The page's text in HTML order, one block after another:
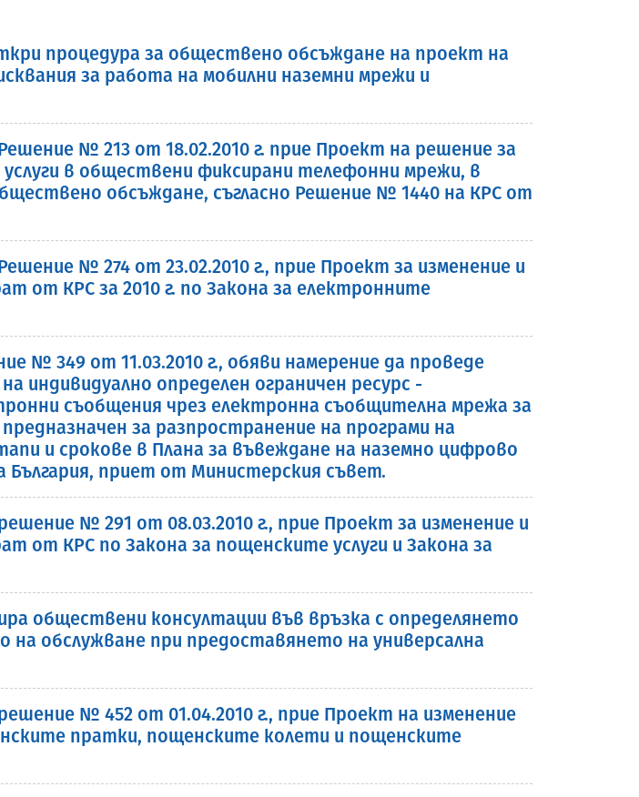
процедура за обществено обсъждане на проект на
за работа на мобилни наземни мрежи и
№ 213 от 18.02.2010 г. прие Проект на решение за
в обществени фиксирани телефонни мрежи, в
обсъждане, съгласно Решение № 1440 на КРС от
№ 274 от 23.02.2010 г., прие Проект за изменение и
от КРС за 2010 г. по Закона за електронните
№ 349 от 11.03.2010 г., обяви намерение да проведе
индивидуално определен ограничен ресурс -
съобщения чрез електронна съобщителна мрежа за
за разпространение на програми на
и срокове в Плана за въвеждане на наземно цифрово
България, приет от Министерския съвет.
№ 291 от 08.03.2010 г., прие Проект за изменение и
от КРС по Закона за пощенските услуги и Закона за
обществени консултации във връзка с определянето
обслужване при предоставянето на универсална
№ 452 от 01.04.2010 г., прие Проект на изменение
пратки, пощенските колети и пощенските